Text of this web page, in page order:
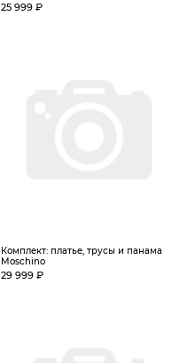
25 999 ₽
Комплект: платье, трусы и панама
Moschino
29 999 ₽